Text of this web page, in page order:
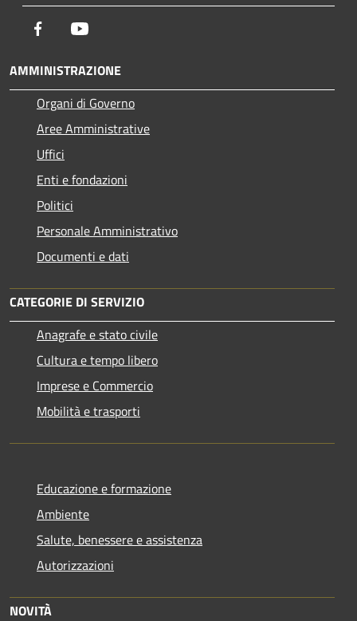
Facebook
AMMINISTRAZIONE
Organi di Governo
Aree Amministrative
Uffici
Enti e fondazioni
Politici
Personale Amministrativo
Documenti e dati
CATEGORIE DI SERVIZIO
Anagrafe e stato civile
Cultura e tempo libero
Imprese e Commercio
Mobilità e trasporti
Educazione e formazione
Ambiente
Salute, benessere e assistenza
Autorizzazioni
NOVITÀ